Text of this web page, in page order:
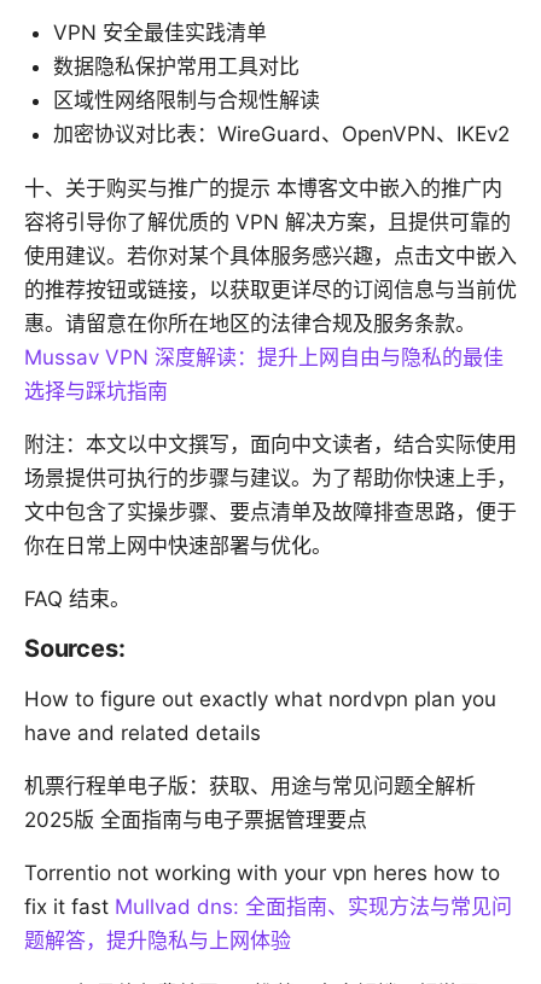
VPN 安全最佳实践清单
数据隐私保护常用工具对比
区域性网络限制与合规性解读
加密协议对比表：WireGuard、OpenVPN、IKEv2
十、关于购买与推广的提示 本博客文中嵌入的推广内
容将引导你了解优质的 VPN 解决方案，且提供可靠的
使用建议。若你对某个具体服务感兴趣，点击文中嵌入
的推荐按钮或链接，以获取更详尽的订阅信息与当前优
惠。请留意在你所在地区的法律合规及服务条款。
Mussav VPN 深度解读：提升上网自由与隐私的最佳
选择与踩坑指南
附注：本文以中文撰写，面向中文读者，结合实际使用
场景提供可执行的步骤与建议。为了帮助你快速上手，
文中包含了实操步骤、要点清单及故障排查思路，便于
你在日常上网中快速部署与优化。
FAQ 结束。
Sources:
How to figure out exactly what nordvpn plan you
have and related details
机票行程单电子版：获取、用途与常见问题全解析
2025版 全面指南与电子票据管理要点
Torrentio not working with your vpn heres how to
fix it fast Mullvad dns: 全面指南、实现方法与常见问
题解答，提升隐私与上网体验